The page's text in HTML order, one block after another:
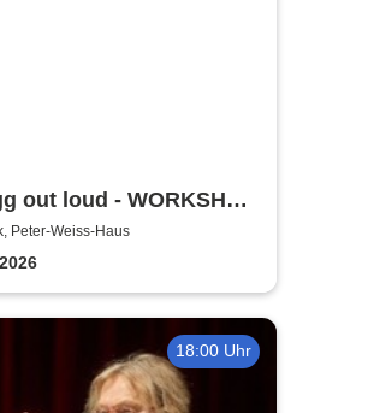
out loud - WORKSHOP
Dance | Peter Weiss
Rostock
Peter-Weiss-Haus
18:00 Uhr